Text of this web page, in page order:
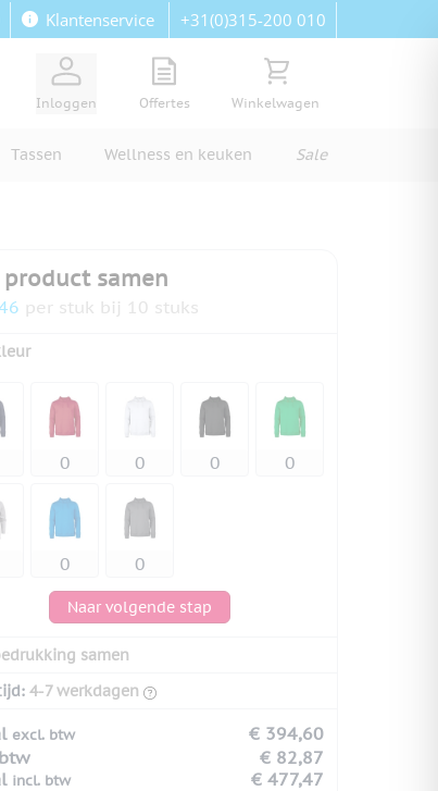
Klantenservice +31(0)315-200 010
Inloggen
View quote, Quote is empty
Offertes
Bekijk winkelwagen,
Winkelwagen
Tassen Wellness en keuken Sale
samen
per stuk bij 10 stuks
Naar volgende stap
samen
4-7 werkdagen
excl. btw
€ 394,60
€ 82,87
incl. btw € 477,47